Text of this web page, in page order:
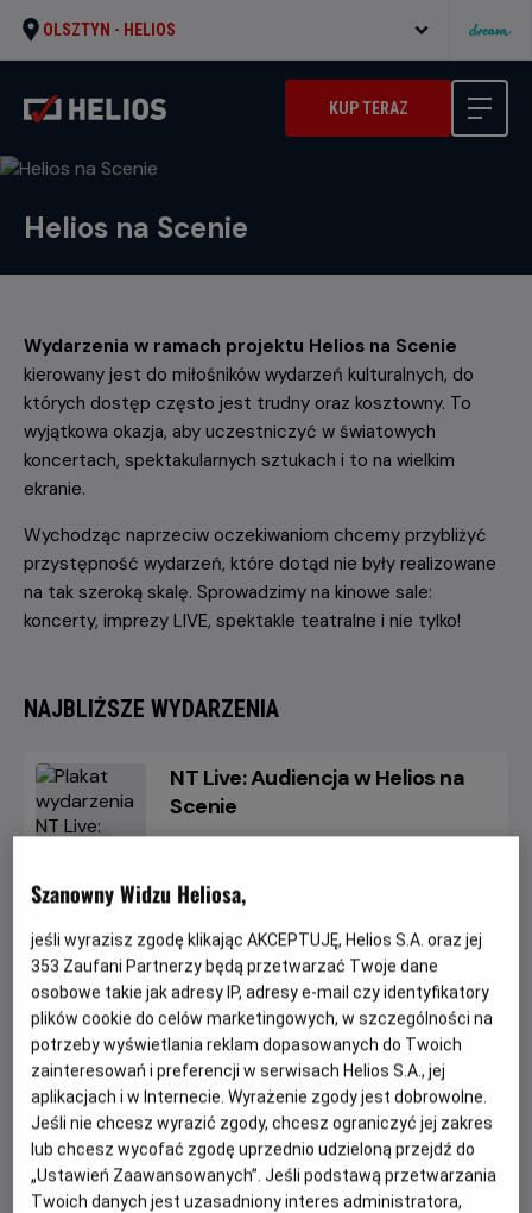
OLSZTYN - HELIOS
KUP TERAZ
Helios na Scenie
Wydarzenia w ramach projektu Helios na Scenie
kierowany jest do miłośników wydarzeń kulturalnych, do
których dostęp często jest trudny oraz kosztowny. To
wyjątkowa okazja, aby uczestniczyć w światowych
koncertach, spektakularnych sztukach i to na wielkim
ekranie.
Wychodząc naprzeciw oczekiwaniom chcemy przybliżyć
przystępność wydarzeń, które dotąd nie były realizowane
na tak szeroką skalę. Sprowadzimy na kinowe sale:
koncerty, imprezy LIVE, spektakle teatralne i nie tylko!
NAJBLIŻSZE WYDARZENIA
NT Live: Audiencja w Helios na
Scenie
Od 15 lat, 160 min, Spektakl teatralny
Helen Mirren wciela się w rolę królowej Elżbiety II w długo
oczekiwanym powrocie przebojowej sztuki Petera
Morgana w reżyserii Stephena Daldry'ego.
Czytaj więcej
GODZINY SEANSÓW
NIEDZIELA, 16 SIERPNIA 2026
Szanowny Widzu Heliosa,
jeśli wyrazisz zgodę klikając AKCEPTUJĘ, Helios S.A. oraz jej
353 Zaufani Partnerzy będą przetwarzać Twoje dane
osobowe takie jak adresy IP, adresy e-mail czy identyfikatory
plików cookie do celów marketingowych, w szczególności na
potrzeby wyświetlania reklam dopasowanych do Twoich
zainteresowań i preferencji w serwisach Helios S.A., jej
aplikacjach i w Internecie. Wyrażenie zgody jest dobrowolne.
Jeśli nie chcesz wyrazić zgody, chcesz ograniczyć jej zakres
lub chcesz wycofać zgodę uprzednio udzieloną przejdź do
„Ustawień Zaawansowanych”. Jeśli podstawą przetwarzania
Twoich danych jest uzasadniony interes administratora,